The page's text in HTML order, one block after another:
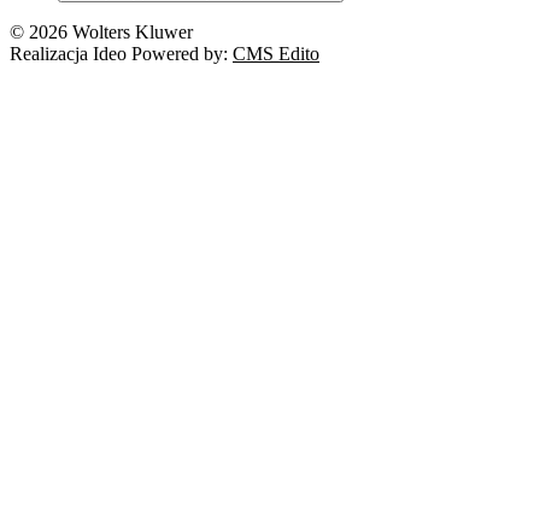
© 2026 Wolters Kluwer
Realizacja Ideo Powered by: CMS Edito